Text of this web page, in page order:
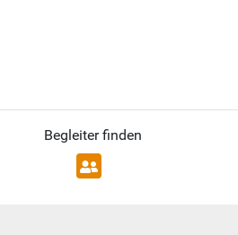
Begleiter finden